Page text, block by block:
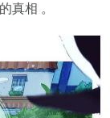
真相 。‌‌